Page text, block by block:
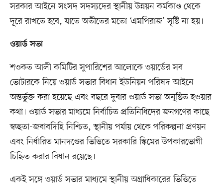
সরকার আইনে সংসদ সদস্যদের স্থানীয় উন্নয়ন কর্মকাণ্ড থেকে
দূরে রাখতে হবে, যাতে অতীতের মতো ‘এমপিরাজ’ সৃষ্টি না হয়।
ওয়ার্ড সভা
শওকত আলী কমিটির সুপারিশের আলোকে ওয়ার্ডের সব
ভোটারকে নিয়ে ওয়ার্ড সভার বিধান ইউনিয়ন পরিষদ আইনে
অন্তর্ভুক্ত করা হয়েছে এবং বছরে দুবার ওয়ার্ড সভা অনুষ্ঠিত হওয়ার
কথা। ওয়ার্ড সভার মাধ্যমে নির্বাচিত প্রতিনিধিদের জনগণের কাছে
স্বচ্ছতা-জবাবদিহি নিশ্চিত, স্থানীয় পর্যায় থেকে পরিকল্পনা প্রণয়ন
এবং নির্ধারিত মানদণ্ডের ভিত্তিতে সরকারি স্কিমের উপকারভোগী
চিহ্নিত করার বিধান রয়েছে।
একই সঙ্গে ওয়ার্ড সভার মাধ্যমে স্থানীয় অগ্রাধিকারের ভিত্তিতে